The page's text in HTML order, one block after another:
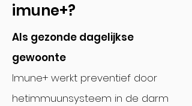
imune+?
Als gezonde dagelijkse
gewoonte
Imune+ werkt preventief door
hetimmuunsysteem in de darm